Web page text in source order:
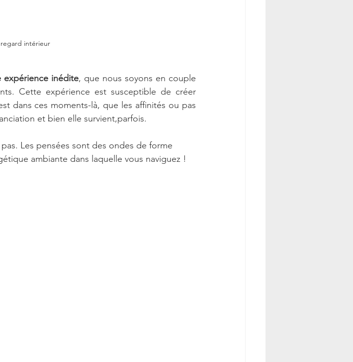
regard intérieur
expérience inédite, que nous soyons en couple
Cette expérience est susceptible de créer
dans ces moments-là, que les affinités ou pas
et bien elle survient,parfois.
pas. Les pensées sont des ondes de forme
ambiante dans laquelle vous naviguez !